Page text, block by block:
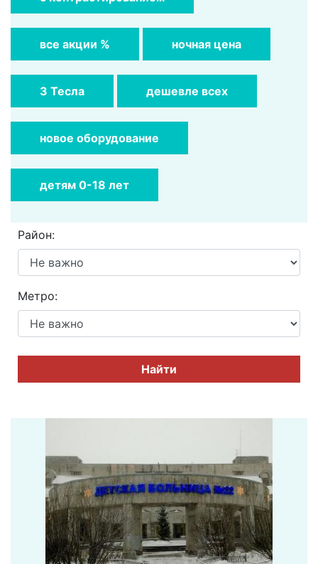
все акции % ночная цена
3 Тесла дешевле всех
новое оборудование
детям 0-18 лет
Район:
Метро:
Найти